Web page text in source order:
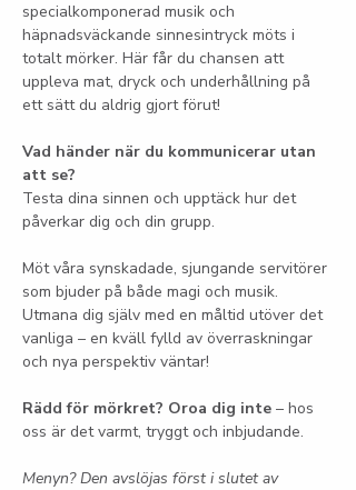
specialkomponerad musik och
häpnadsväckande sinnesintryck möts i
totalt mörker. Här får du chansen att
uppleva mat, dryck och underhållning på
ett sätt du aldrig gjort förut!
Vad händer när du kommunicerar utan
att se?
Testa dina sinnen och upptäck hur det
påverkar dig och din grupp.
Möt våra synskadade, sjungande servitörer
som bjuder på både magi och musik.
Utmana dig själv med en måltid utöver det
vanliga – en kväll fylld av överraskningar
och nya perspektiv väntar!
Rädd för mörkret? Oroa dig inte – hos
oss är det varmt, tryggt och inbjudande.
Menyn? Den avslöjas först i slutet av